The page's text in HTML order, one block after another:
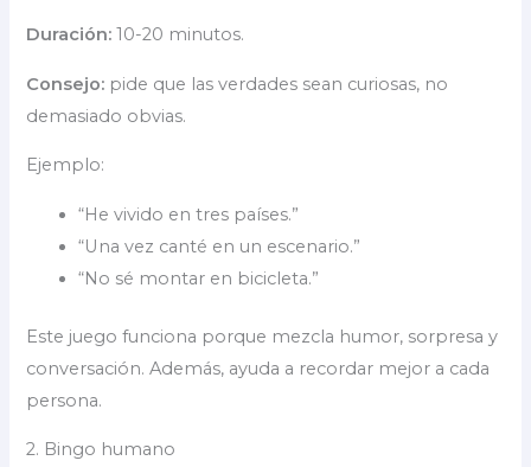
Duración: 10-20 minutos.
Consejo: pide que las verdades sean curiosas, no
demasiado obvias.
Ejemplo:
“He vivido en tres países.”
“Una vez canté en un escenario.”
“No sé montar en bicicleta.”
Este juego funciona porque mezcla humor, sorpresa y
conversación. Además, ayuda a recordar mejor a cada
persona.
2. Bingo humano